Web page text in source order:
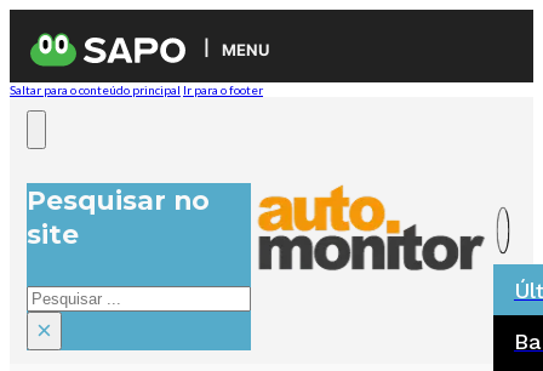
MENU
Saltar para o conteúdo principal Ir para o footer
Pesquisar no
site
Pesquisar
×